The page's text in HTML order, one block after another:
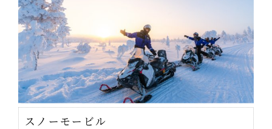
スノーモービル